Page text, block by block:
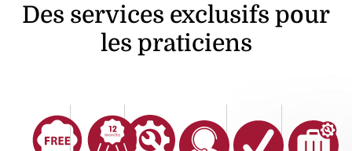
Des services exclusifs pour
les praticiens